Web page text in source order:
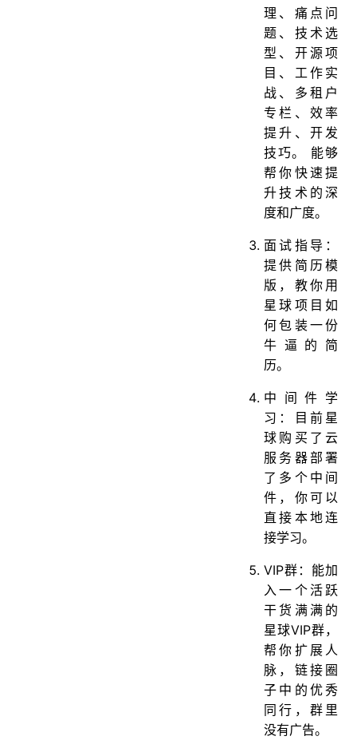
理、痛点问
题、技术选
型、开源项
目、工作实
战、多租户
专栏、效率
提升、开发
技巧。 能够
帮你快速提
升技术的深
度和广度。
面试指导：
提供简历模
版，教你用
星球项目如
何包装一份
牛逼的简
历。
中间件学
习：目前星
球购买了云
服务器部署
了多个中间
件，你可以
直接本地连
接学习。
VIP群：能加
入一个活跃
干货满满的
星球VIP群，
帮你扩展人
脉，链接圈
子中的优秀
同行，群里
没有广告。